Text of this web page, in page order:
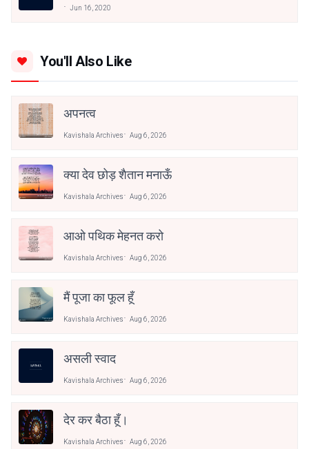
Jun 16, 2020
You'll Also Like
अपनत्व
Kavishala Archives Aug 6, 2026
क्या देव छोड़ शैतान मनाऊँ
Kavishala Archives Aug 6, 2026
आओ पथिक मेहनत करो
Kavishala Archives Aug 6, 2026
मैं पूजा का फूल हूँ
Kavishala Archives Aug 6, 2026
असली स्वाद
Kavishala Archives Aug 6, 2026
देर कर बैठा हूँ।
Kavishala Archives Aug 6, 2026